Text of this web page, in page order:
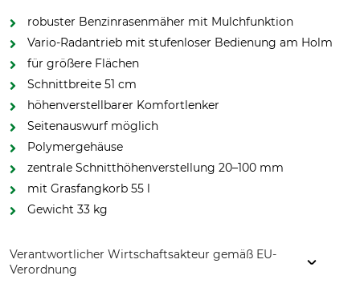
robuster Benzinrasenmäher mit Mulchfunktion
Vario-Radantrieb mit stufenloser Bedienung am Holm
für größere Flächen
Schnittbreite 51 cm
höhenverstellbarer Komfortlenker
Seitenauswurf möglich
Polymergehäuse
zentrale Schnitthöhenverstellung 20–100 mm
mit Grasfangkorb 55 l
Gewicht 33 kg
Verantwortlicher Wirtschaftsakteur gemäß EU-
Verordnung